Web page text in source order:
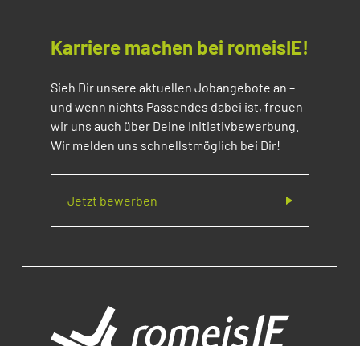
Karriere machen bei romeisIE!
Sieh Dir unsere aktuellen Jobangebote an –
und wenn nichts Passendes dabei ist, freuen
wir uns auch über Deine Initiativbewerbung.
Wir melden uns schnellstmöglich bei Dir!
Jetzt bewerben